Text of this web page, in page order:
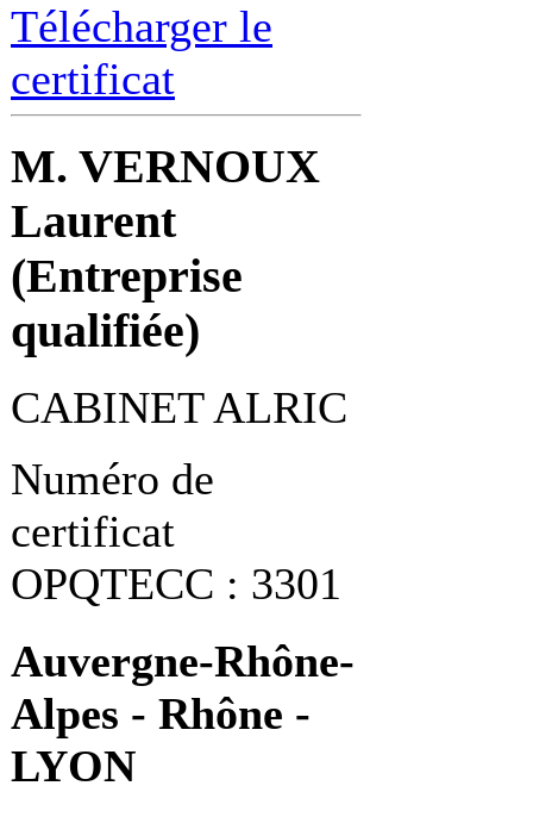
Télécharger le
certificat
M. VERNOUX
Laurent
(Entreprise
qualifiée)
CABINET ALRIC
Numéro de
certificat
OPQTECC : 3301
Auvergne-Rhône-
Alpes - Rhône -
LYON